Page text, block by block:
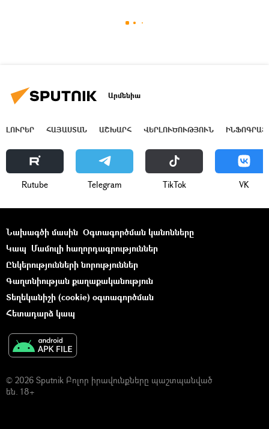
Արմենիա
ԼՈՒՐԵՐ ՀԱՅԱՍՏԱՆ ԱՇԽԱՐՀ ՎԵՐԼՈՒԾՈՒԹՅՈՒՆ
Rutube Telegram ТikТоk VK
Նախագծի մասին Օգտագործման կանոնները
Կապ Մամուլի հաղորդագրություններ
Ընկերությունների նորություններ
Գաղտնիության քաղաքականություն
Տեղեկանիշի (cookie) օգտագործման
Հետադարձ կապ
© 2026 Sputnik Բոլոր իրավունքները պաշտպանված
են. 18+